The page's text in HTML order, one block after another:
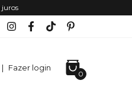
juros
| Fazer login
0